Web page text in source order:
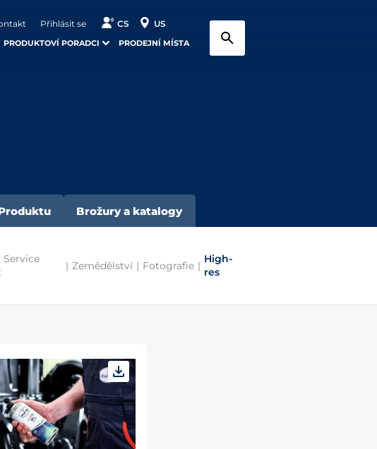
Přihlásit se CS US
PRODUKTOVÍ PORADCI PRODEJNÍ MÍSTA
Brožury a katalogy
Service
| Zemědělství | Fotografie |
High-
res